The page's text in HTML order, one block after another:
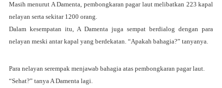
Masih menurut A Damenta, pembongkaran pagar laut melibatkan 223 kapal
nelayan serta sekitar 1200 orang.
Dalam kesempatan itu, A Damenta juga sempat berdialog dengan para
nelayan meski antar kapal yang berdekatan. “Apakah bahagia?” tanyanya.
Para nelayan serempak menjawab bahagia atas pembongkaran pagar laut.
“Sehat?” tanya A Damenta lagi.